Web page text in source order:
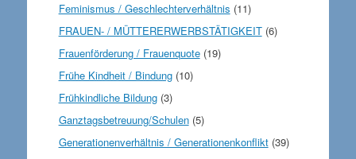
Feminismus / Geschlechterverhältnis (11)
FRAUEN- / MÜTTERERWERBSTÄTIGKEIT(6)
Frauenförderung / Frauenquote(19)
Frühe Kindheit / Bindung(10)
Frühkindliche Bildung(3)
Ganztagsbetreuung/Schulen(5)
Generationenverhältnis / Generationenkonflikt(39)